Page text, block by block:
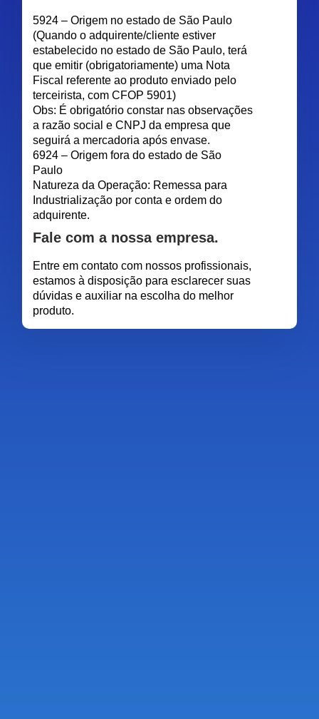
5924 – Origem no estado de São Paulo
(Quando o adquirente/cliente estiver
estabelecido no estado de São Paulo, terá
que emitir (obrigatoriamente) uma Nota
Fiscal referente ao produto enviado pelo
terceirista, com CFOP 5901)
Obs: É obrigatório constar nas observações
a razão social e CNPJ da empresa que
seguirá a mercadoria após envase.
6924 – Origem fora do estado de São
Paulo
Natureza da Operação: Remessa para
Industrialização por conta e ordem do
adquirente.
Fale com a nossa empresa.
Entre em contato com nossos profissionais,
estamos à disposição para esclarecer suas
dúvidas e auxiliar na escolha do melhor
produto.